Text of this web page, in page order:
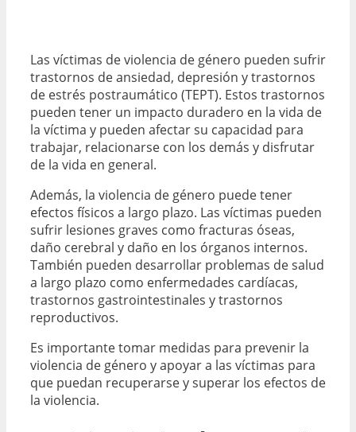
Las víctimas de violencia de género pueden sufrir
trastornos de ansiedad, depresión y trastornos
de estrés postraumático (TEPT). Estos trastornos
pueden tener un impacto duradero en la vida de
la víctima y pueden afectar su capacidad para
trabajar, relacionarse con los demás y disfrutar
de la vida en general.
Además, la violencia de género puede tener
efectos físicos a largo plazo. Las víctimas pueden
sufrir lesiones graves como fracturas óseas,
daño cerebral y daño en los órganos internos.
También pueden desarrollar problemas de salud
a largo plazo como enfermedades cardíacas,
trastornos gastrointestinales y trastornos
reproductivos.
Es importante tomar medidas para prevenir la
violencia de género y apoyar a las víctimas para
que puedan recuperarse y superar los efectos de
la violencia.